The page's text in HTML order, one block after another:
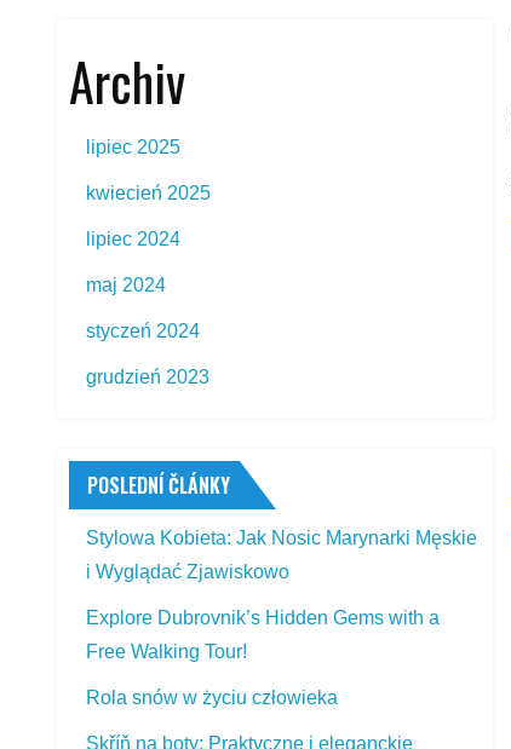
Archiv
lipiec 2025
kwiecień 2025
lipiec 2024
maj 2024
styczeń 2024
grudzień 2023
POSLEDNÍ ČLÁNKY
Stylowa Kobieta: Jak Nosic Marynarki Męskie
i Wyglądać Zjawiskowo
Explore Dubrovnik’s Hidden Gems with a
Free Walking Tour!
Rola snów w życiu człowieka
Skříň na boty: Praktyczne i eleganckie